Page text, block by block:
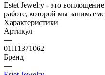
Estet Jewelry - это
работе, которой мы
Характеристики
Артикул
—
01П1371062
Бренд
—